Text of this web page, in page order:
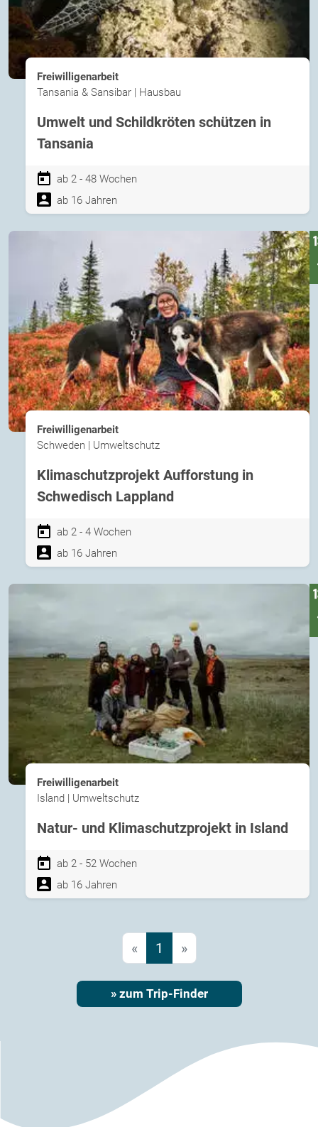
Freiwilligenarbeit
Tansania & Sansibar | Hausbau
Umwelt und Schildkröten schützen in
Tansania
ab 2 - 48 Wochen
ab 16 Jahren
Freiwilligenarbeit
Schweden | Umweltschutz
Klimaschutzprojekt Aufforstung in
Schwedisch Lappland
ab 2 - 4 Wochen
ab 16 Jahren
Freiwilligenarbeit
Island | Umweltschutz
Natur- und Klimaschutzprojekt in Island
ab 2 - 52 Wochen
ab 16 Jahren
« 1 »
» zum Trip-Finder